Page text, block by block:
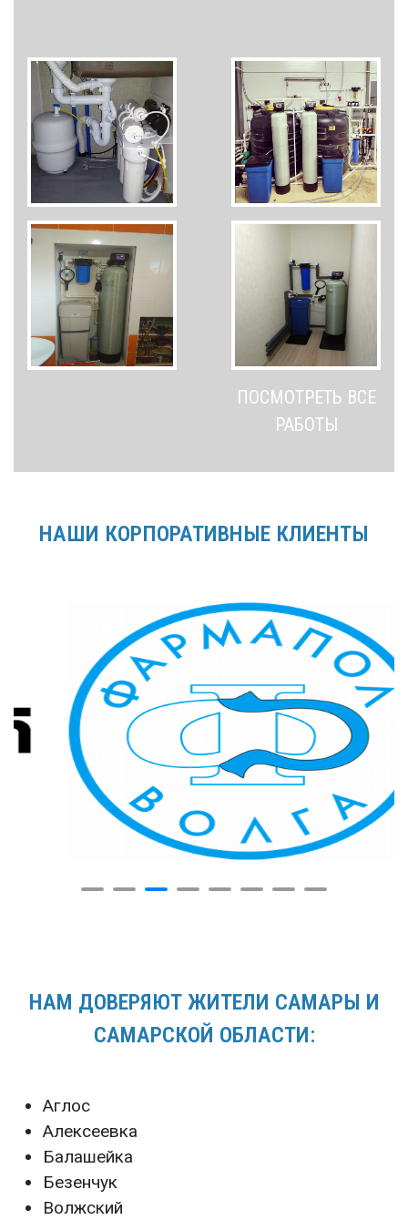
ПОСМОТРЕТЬ ВСЕ
РАБОТЫ
НАШИ КОРПОРАТИВНЫЕ КЛИЕНТЫ
НАМ ДОВЕРЯЮТ ЖИТЕЛИ САМАРЫ И
САМАРСКОЙ ОБЛАСТИ:
Аглос
Алексеевка
Балашейка
Безенчук
Волжский